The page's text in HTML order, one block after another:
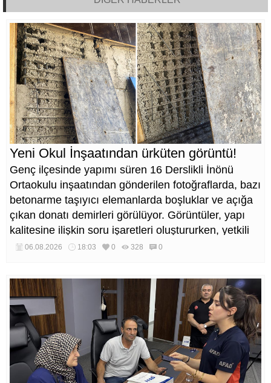
Yeni Okul İnşaatından ürküten görüntü!
Genç ilçesinde yapımı süren 16 Derslikli İnönü
Ortaokulu inşaatından gönderilen fotoğraflarda, bazı
betonarme taşıyıcı elemanlarda boşluklar ve açığa
çıkan donatı demirleri görülüyor. Görüntüler, yapı
kalitesine ilişkin soru işaretleri oluştururken, yetkili
kurumların teknik inceleme yapması çağrısı yapıldı.
06.08.2026 18:03 0 328 0